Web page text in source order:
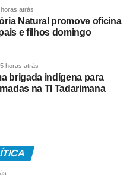
atrás
Natural promove oficina
e filhos domingo
5 horas atrás
brigada indígena para
na TI Tadarimana